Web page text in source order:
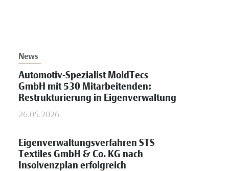
News
Automotiv-Spezialist MoldTecs
GmbH mit 530 Mitarbeitenden:
Restrukturierung in Eigenverwaltung
26.05.2026
Eigenverwaltungsverfahren STS
Textiles GmbH & Co. KG nach
Insolvenzplan erfolgreich